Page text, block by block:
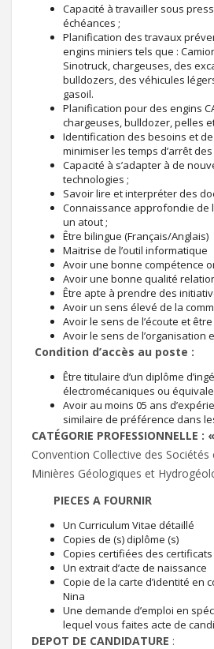
Capacité à travailler sous
échéances ;
Planification des travaux
engins miniers tels que :
Sinotruck, chargeuses, des
bulldozers, des véhicules
gasoil.
Planification pour des engins
chargeuses, bulldozer, pelles
Identification des besoins et
minimiser les temps d’arrêt
Capacité à s’adapter à de
technologies ;
Savoir lire et interpréter des
Connaissance approfondie de
un atout ;
Être bilingue (Français/Anglais)
Maitrise de l’outil informatique
Avoir une bonne compétence
Avoir une bonne qualité
Être apte à prendre des
Avoir un sens élevé de la
Avoir le sens de l’écoute et
Avoir le sens de l’organisation
Condition d’accès au poste :
Être titulaire d’un diplôme
électromécaniques ou
Avoir au moins 05 ans
similaire de préférence dans
CATÉGORIE PROFESSIONNELLE :
Convention Collective des Sociétés
Minières Géologiques et
PIECES A FOURNIR
Un Curriculum Vitae détaillé
Copies de (s) diplôme (s)
Copies certifiées des
Un extrait d’acte de naissance
Copie de la carte d’identité en
Nina
Une demande d’emploi en
lequel vous faites acte de
DEPOT DE CANDIDATURE :